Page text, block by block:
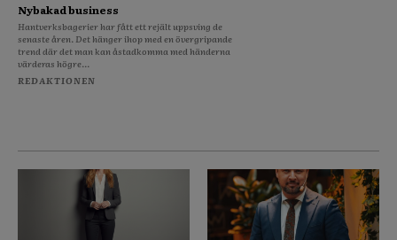
Nybakad business
Hantverksbagerier har fått ett rejält uppsving de
senaste åren. Det hänger ihop med en övergripande
trend där det man kan åstadkomma med händerna
värderas högre...
REDAKTIONEN